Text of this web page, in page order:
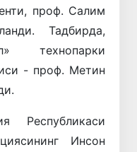
проф. Салим
Тадбирда,
технопарки
- проф. Метин
Республикаси
Инсон